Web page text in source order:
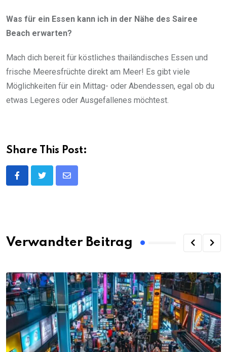
Was für ein Essen kann ich in der Nähe des Sairee
Beach erwarten?
Mach dich bereit für köstliches thailändisches Essen und
frische Meeresfrüchte direkt am Meer! Es gibt viele
Möglichkeiten für ein Mittag- oder Abendessen, egal ob du
etwas Legeres oder Ausgefallenes möchtest.
Share This Post:
Share
Verwandter Beitrag